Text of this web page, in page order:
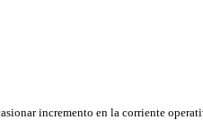
incremento en la corriente